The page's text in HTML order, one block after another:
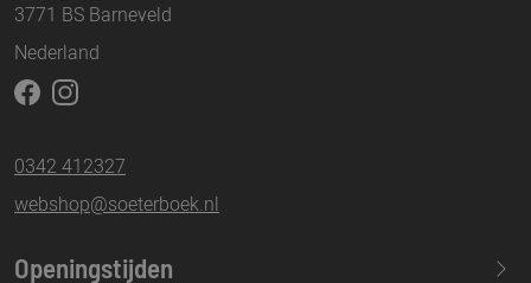
3771 BS Barneveld
Nederland
0342 412327
webshop@soeterboek.nl
Openingstijden